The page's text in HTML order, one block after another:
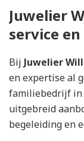
Juwelier
service
Bij Juwelier
en expertise al
familiebedrijf in
uitgebreid
begeleiding en